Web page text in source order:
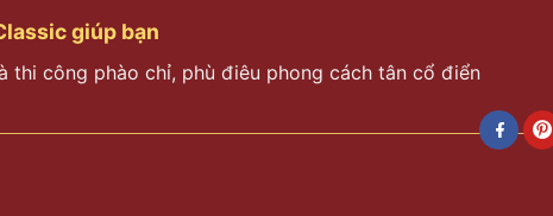
giúp bạn
thi công phào chỉ, phù điêu phong cách tân cổ điển